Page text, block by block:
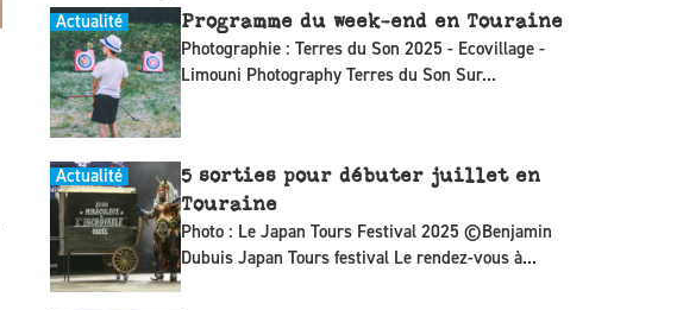
Actualité
Programme du week-end en Touraine
Photographie : Terres du Son 2025 - Ecovillage -
Limouni Photography Terres du Son Sur...
Actualité
5 sorties pour débuter juillet en
Touraine
Photo : Le Japan Tours Festival 2025 ©Benjamin
Dubuis Japan Tours festival Le rendez-vous à...